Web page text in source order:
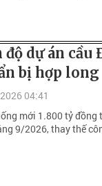
độ dự án cầu
bị hợp long
04:41
mới 1.800 tỷ
9/2026, thay thế